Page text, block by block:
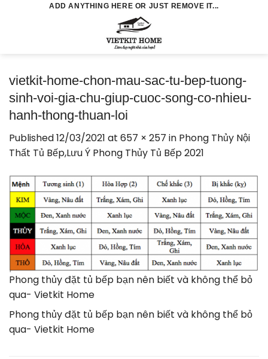
ADD ANYTHING HERE OR JUST REMOVE IT...
vietkit-home-chon-mau-sac-tu-bep-tuong-
sinh-voi-gia-chu-giup-cuoc-song-co-nhieu-
hanh-thong-thuan-loi
Published12/03/2021 at 657 × 257 in Phong Thủy Nội
Thất Tủ Bếp,Lưu Ý Phong Thủy Tủ Bếp 2021
Phong thủy đặt tủ bếp bạn nên biết và không thể bỏ
qua- Vietkit Home
Phong thủy đặt tủ bếp bạn nên biết và không thể bỏ
qua- Vietkit Home